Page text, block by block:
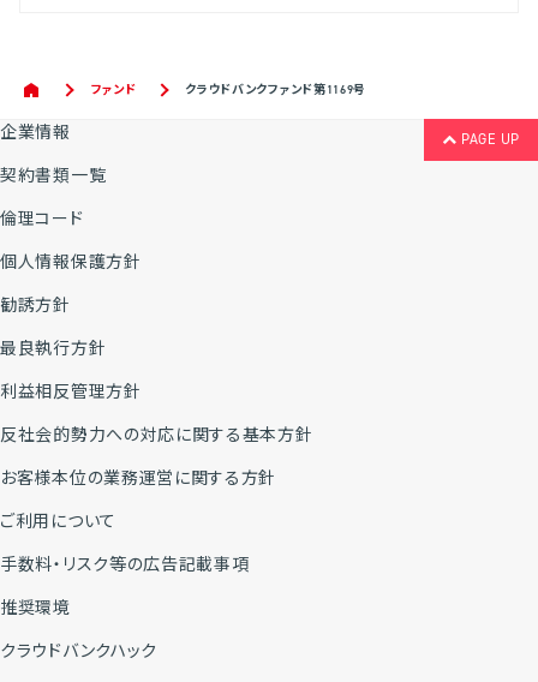
ファンド クラウドバンクファンド第1169号
PAGE UP
企業情報
契約書類一覧
倫理コード
個人情報保護方針
勧誘方針
最良執行方針
利益相反管理方針
反社会的勢力への対応に関する基本方針
お客様本位の業務運営に関する方針
ご利用について
手数料・リスク等の広告記載事項
推奨環境
クラウドバンクハック